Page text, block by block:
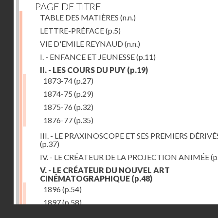
PAGE DE TITRE
TABLE DES MATIÈRES (n.n.)
LETTRE-PRÉFACE(p.5)
VIE D'EMILE REYNAUD (n.n.)
I. - ENFANCE ET JEUNESSE(p.11)
II. - LES COURS DU PUY (p.19)
1873-74(p.27)
1874-75 (p.29)
1875-76 (p.32)
1876-77(p.35)
III. - LE PRAXINOSCOPE ET SES PREMIERS
(p.37)
IV. - LE CRÉATEUR DE LA PROJECTION ANIMÉE
V. - LE CRÉATEUR DU NOUVEL ART
CINÉMATOGRAPHIQUE (p.48)
1896 (p.54)
1897(p.58)